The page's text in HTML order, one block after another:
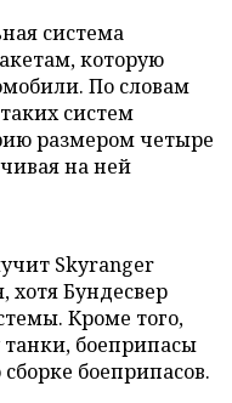
система
которую
По словам
систем
размером четыре
на ней
Skyranger
Бундесвер
Кроме того,
танки, боеприпасы
боеприпасов.